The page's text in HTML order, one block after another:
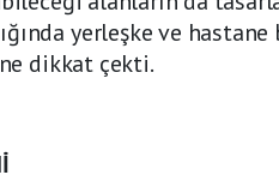
yerleşke ve
dikkat çekti.